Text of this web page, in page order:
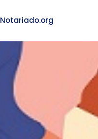
Notariado.org